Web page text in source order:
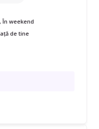
În weekend
de tine